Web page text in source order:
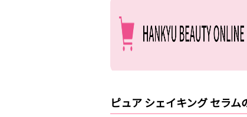
ピュア シェイキング セラム